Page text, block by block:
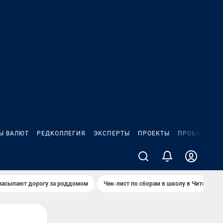
ВАЛЮТ РЕДКОЛЛЕГИЯ ЭКСПЕРТЫ ПРОЕКТЫ ПРОБКИ
дорогу за роддомом Чек-лист по сборам в школу в Чите